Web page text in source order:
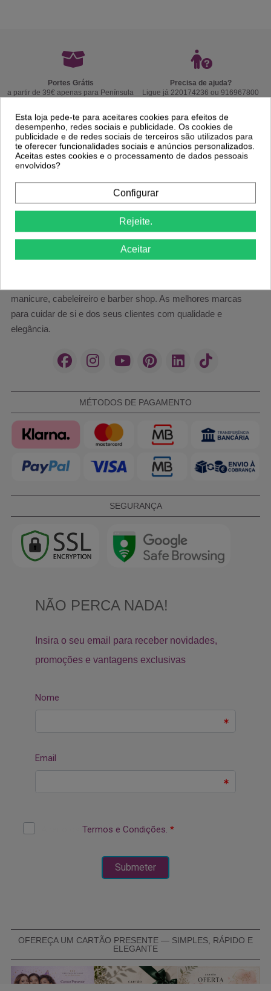
Portes Grátis
a partir de 39€ apenas para Península
Precisa de ajuda?
Ligue já 220174236 ou 916967800
Envios em 24/48h
coloque o nº telemóvel para um melhor
serviço de entrega.
14 Dias para Trocas
ou Devoluções. VerPolitica de
manicure, cabeleireiro e barber shop. As melhores marcas
para cuidar de si e dos seus clientes com qualidade e
elegância.
MÉTODOS DE PAGAMENTO
SEGURANÇA
OFEREÇA UM CARTÃO PRESENTE — SIMPLES, RÁPIDO E
ELEGANTE
Esta loja pede-te para aceitares cookies para efeitos de
desempenho, redes sociais e publicidade. Os cookies de
publicidade e de redes sociais de terceiros são utilizados para
te oferecer funcionalidades sociais e anúncios personalizados.
Aceitas estes cookies e o processamento de dados pessoais
envolvidos?
Configurar
Rejeite.
Aceitar